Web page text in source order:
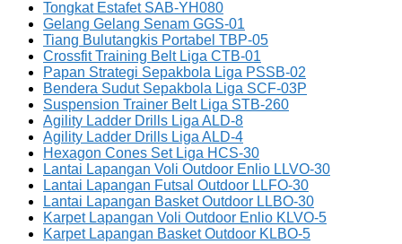
Tongkat Estafet SAB-YH080
Gelang Gelang Senam GGS-01
Tiang Bulutangkis Portabel TBP-05
Crossfit Training Belt Liga CTB-01
Papan Strategi Sepakbola Liga PSSB-02
Bendera Sudut Sepakbola Liga SCF-03P
Suspension Trainer Belt Liga STB-260
Agility Ladder Drills Liga ALD-8
Agility Ladder Drills Liga ALD-4
Hexagon Cones Set Liga HCS-30
Lantai Lapangan Voli Outdoor Enlio LLVO-30
Lantai Lapangan Futsal Outdoor LLFO-30
Lantai Lapangan Basket Outdoor LLBO-30
Karpet Lapangan Voli Outdoor Enlio KLVO-5
Karpet Lapangan Basket Outdoor KLBO-5